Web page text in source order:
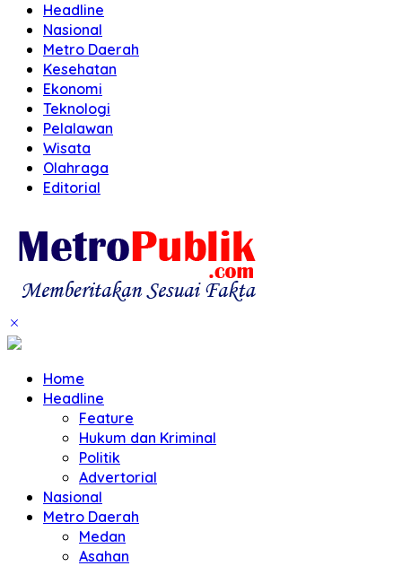
Headline
Nasional
Metro Daerah
Kesehatan
Ekonomi
Teknologi
Pelalawan
Wisata
Olahraga
Editorial
Home
Headline
Feature
Hukum dan Kriminal
Politik
Advertorial
Nasional
Metro Daerah
Medan
Asahan